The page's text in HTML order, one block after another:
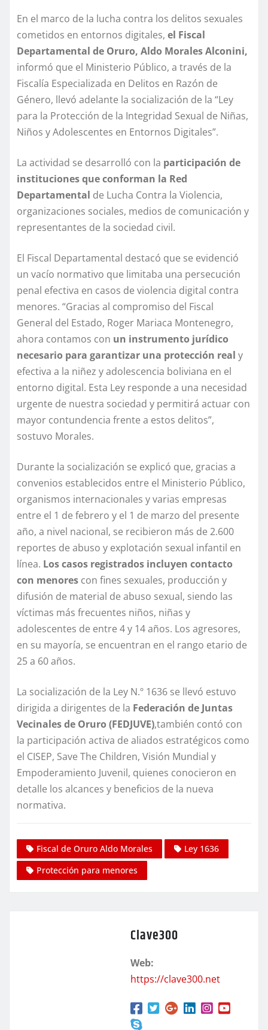
En el marco de la lucha contra los delitos sexuales
cometidos en entornos digitales, el Fiscal
Departamental de Oruro, Aldo Morales Alconini,
informó que el Ministerio Público, a través de la
Fiscalía Especializada en Delitos en Razón de
Género, llevó adelante la socialización de la “Ley
para la Protección de la Integridad Sexual de Niñas,
Niños y Adolescentes en Entornos Digitales”.
La actividad se desarrolló con la participación de
instituciones que conforman la Red
Departamental de Lucha Contra la Violencia,
organizaciones sociales, medios de comunicación y
representantes de la sociedad civil.
El Fiscal Departamental destacó que se evidenció
un vacío normativo que limitaba una persecución
penal efectiva en casos de violencia digital contra
menores. “Gracias al compromiso del Fiscal
General del Estado, Roger Mariaca Montenegro,
ahora contamos con un instrumento jurídico
necesario para garantizar una protección real y
efectiva a la niñez y adolescencia boliviana en el
entorno digital. Esta Ley responde a una necesidad
urgente de nuestra sociedad y permitirá actuar con
mayor contundencia frente a estos delitos”,
sostuvo Morales.
Durante la socialización se explicó que, gracias a
convenios establecidos entre el Ministerio Público,
organismos internacionales y varias empresas
entre el 1 de febrero y el 1 de marzo del presente
año, a nivel nacional, se recibieron más de 2.600
reportes de abuso y explotación sexual infantil en
línea. Los casos registrados incluyen contacto
con menores con fines sexuales, producción y
difusión de material de abuso sexual, siendo las
víctimas más frecuentes niños, niñas y
adolescentes de entre 4 y 14 años. Los agresores,
en su mayoría, se encuentran en el rango etario de
25 a 60 años.
La socialización de la Ley N.º 1636 se llevó estuvo
dirigida a dirigentes de la Federación de Juntas
Vecinales de Oruro (FEDJUVE),también contó con
la participación activa de aliados estratégicos como
el CISEP, Save The Children, Visión Mundial y
Empoderamiento Juvenil, quienes conocieron en
detalle los alcances y beneficios de la nueva
normativa.
Fiscal de Oruro Aldo Morales
Ley 1636
Protección para menores
Clave300
Web:
https://clave300.net